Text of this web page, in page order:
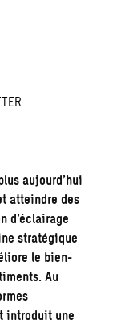
aujourd’hui
atteindre des
d’éclairage
stratégique
le bien-
. Au
introduit une